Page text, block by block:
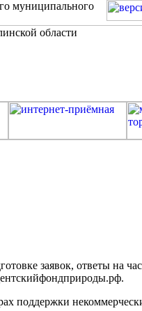
муниципального
заявок, ответы на
поддержки